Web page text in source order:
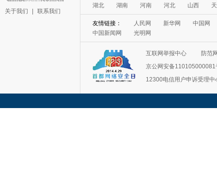
关于我们 联系我们
湖北
湖南 河南 河北 山西
友情链接： 人民网 新华网
中国网
中国新闻网
光明网
互联网举报中心
防范
京公网安备110105000081
12300电信用户申诉受理中